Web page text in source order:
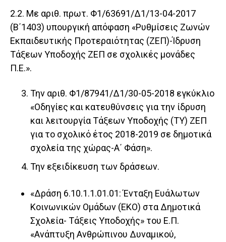
2.2. Με αριθ. πρωτ. Φ1/63691/Δ1/13-04-2017
(Β΄1403) υπουργική απόφαση «Ρυθμίσεις Ζωνών
Εκπαιδευτικής Προτεραιότητας (ΖΕΠ)-Ίδρυση
Τάξεων Υποδοχής ΖΕΠ σε σχολικές μονάδες
Π.Ε.».
Την αριθ. Φ1/87941/Δ1/30-05-2018 εγκύκλιο
«Οδηγίες και κατευθύνσεις για την ίδρυση
και λειτουργία Τάξεων Υποδοχής (ΤΥ) ΖΕΠ
για το σχολικό έτος 2018-2019 σε δημοτικά
σχολεία της χώρας-Α΄ Φάση».
Την εξειδίκευση των δράσεων.
«Δράση 6.10.1.1.01.01: Ένταξη Ευάλωτων
Κοινωνικών Ομάδων (ΕΚΟ) στα Δημοτικά
Σχολεία- Τάξεις Υποδοχής» του Ε.Π.
«Ανάπτυξη Ανθρώπινου Δυναμικού,